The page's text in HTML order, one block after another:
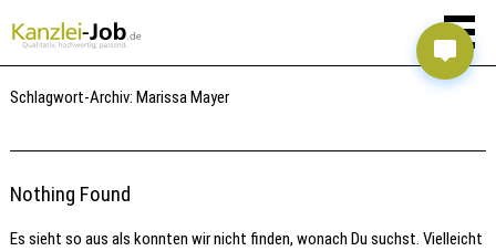
Schlagwort-Archiv:Marissa Mayer
Nothing Found
Es sieht so aus als konnten wir nicht finden, wonach Du suchst. Vielleicht